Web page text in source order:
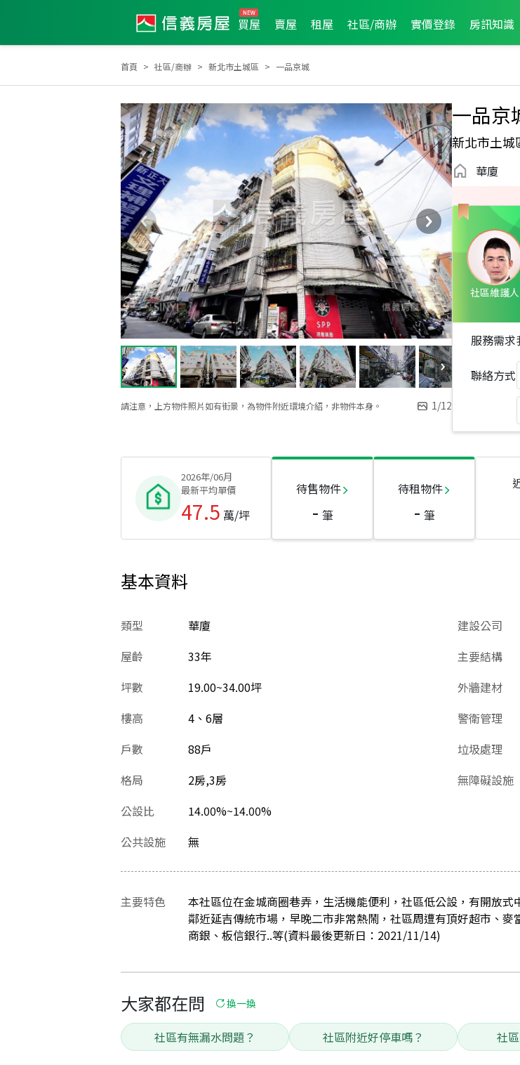
買屋 賣屋 租屋 社區/商辦 實價登錄 房訊知識
首頁 社區/商辦 新北市土城區 一品京城
請注意，上方物件照片如有街景，為物件附近環境介紹，非物件本身。 1/12
一品京
新北市土城
華廈
社區維護人
土地達人 2022年3月區業績TOP1 2025年11月區成件TOP2 2022年3月區成件TOP1
2021年3月區
服務需求
聯絡方式
2026年/06月
最新平均單價
47.5 萬/坪
待售物件
- 筆
待租物件
- 筆
基本資料
類型
華廈
屋齡
33年
坪數
19.00~34.00坪
樓高
4、6層
戶數
88戶
格局
2房,3房
公設比
14.00%~14.00%
建設公司
主要結構
外牆建材
警衛管理
垃圾處理
無障礙設施
公共設施 無
主要特色
本社區位在金城商圈巷弄，生活機能便利，社區低公設，有開放
鄰近延吉傳統市場，早晚二市非常熱鬧，社區周遭有頂好超市、
商銀、板信銀行..等(資料最後更新日：2021/11/14)
大家都在問 換一換
社區有無漏水問題？ 社區附近好停車嗎？ 社